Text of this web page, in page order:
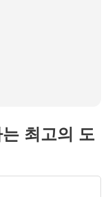
최고의 도